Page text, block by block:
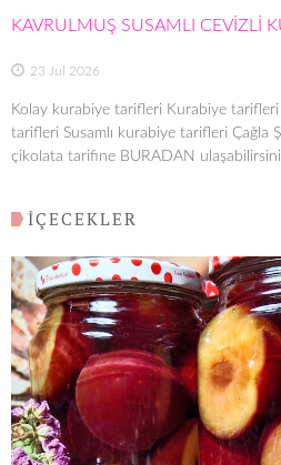
KAVRULMUŞ SUSAMLI CEVİZLİ
23 Jul 2026
Kolay kurabiye tarifleri Kurabiye tarifleri
tarifleri Susamlı kurabiye tarifleri Çağla
çikolata tarifine BURADAN
İÇECEKLER